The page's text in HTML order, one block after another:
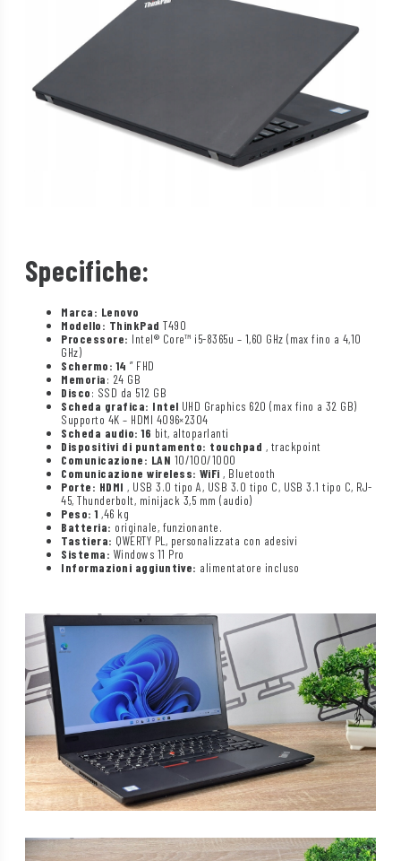
Specifiche:
Marca: Lenovo
Modello: ThinkPadT490
Processore: Intel® Core™ i5-8365u – 1,60 GHz (max fino a 4,10
GHz)
Schermo: 14” FHD
Memoria: 24 GB
Disco: SSD da 512 GB
Scheda grafica: Intel UHD Graphics 620 (max fino a 32 GB)
Supporto 4K – HDMI 4096×2304
Scheda audio: 16 bit, altoparlanti
Dispositivi di puntamento: touchpad , trackpoint
Comunicazione: LAN 10/100/1000
Comunicazione wireless: WiFi , Bluetooth
Porte: HDMI , USB 3.0 tipo A, USB 3.0 tipo C, USB 3.1 tipo C, RJ-
45, Thunderbolt, minijack 3,5 mm (audio)
Peso: 1 ,46 kg
Batteria: originale, funzionante.
Tastiera: QWERTY PL, personalizzata con adesivi
Sistema: Windows 11 Pro
Informazioni aggiuntive: alimentatore incluso